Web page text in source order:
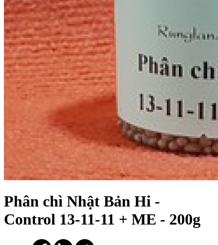
Phân chì Nhật Bản Hi -
Control 13-11-11 + ME - 200g